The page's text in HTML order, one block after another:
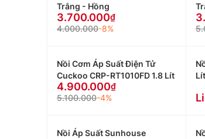
Trắng - Hồng
3.700.000
4.000.000-8%
Nồi Cơm Áp Suất Điện Tử
Cuckoo CRP-RT1010FD 1.8 Lít
4.900.000
5.100.000-4%
Nồi Áp Suất Sunhouse